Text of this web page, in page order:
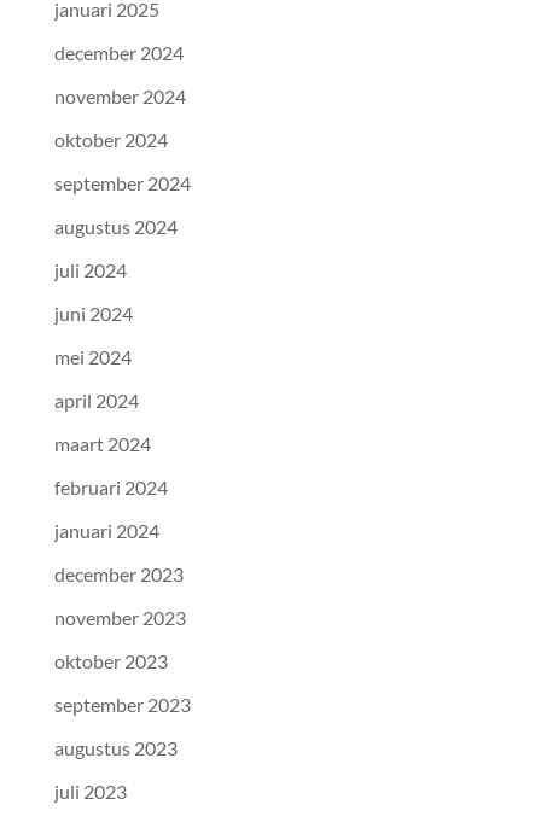
januari 2025
december 2024
november 2024
oktober 2024
september 2024
augustus 2024
juli 2024
juni 2024
mei 2024
april 2024
maart 2024
februari 2024
januari 2024
december 2023
november 2023
oktober 2023
september 2023
augustus 2023
juli 2023